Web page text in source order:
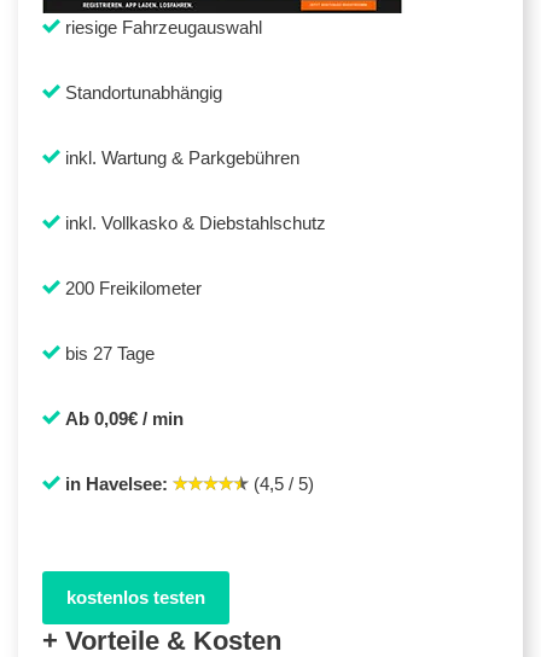
riesige Fahrzeugauswahl
Standortunabhängig
inkl. Wartung & Parkgebühren
inkl. Vollkasko & Diebstahlschutz
200 Freikilometer
bis 27 Tage
Ab 0,09€ / min
in Havelsee: (4,5 / 5)
kostenlos testen
+ Vorteile & Kosten